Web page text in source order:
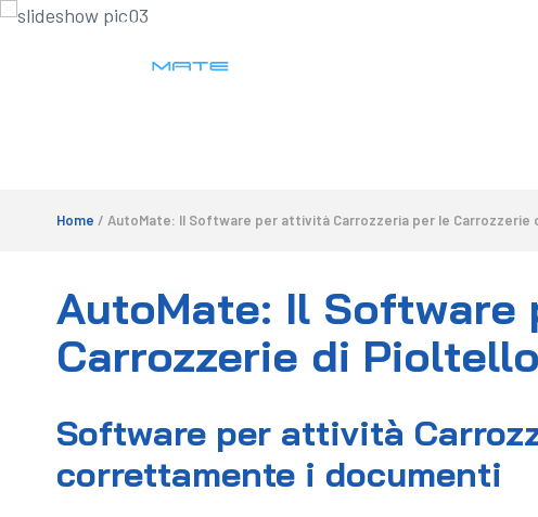
Home / AutoMate: Il Software per attività Carrozzeria per le Carrozzerie
AutoMate: Il
Carrozzerie di Pioltello
Software per attività
correttamente i documenti